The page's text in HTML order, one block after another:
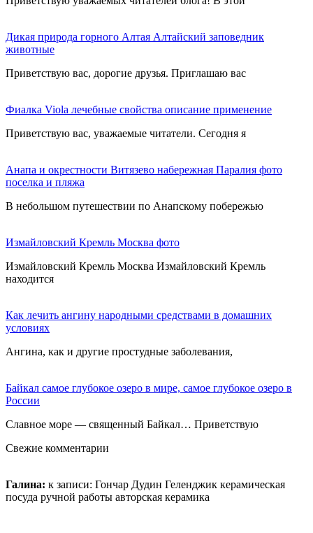
Дикая природа горного Алтая Алтайский заповедник
животные
Приветствую вас, дорогие друзья. Приглашаю вас
Фиалка Viola лечебные свойства описание применение
Приветствую вас, уважаемые читатели. Сегодня я
Анапа и окрестности Витязево набережная Паралия фото
поселка и пляжа
В небольшом путешествии по Анапскому побережью
Измайловский Кремль Москва фото
Измайловский Кремль Москва Измайловский Кремль
находится
Как лечить ангину народными средствами в домашних
условиях
Ангина, как и другие простудные заболевания,
Байкал самое глубокое озеро в мире, самое глубокое озеро в
России
Славное море — священный Байкал… Приветствую
Свежие комментарии
Галина: к записи: Гончар Дудин Геленджик керамическая
посуда ручной работы авторская керамика